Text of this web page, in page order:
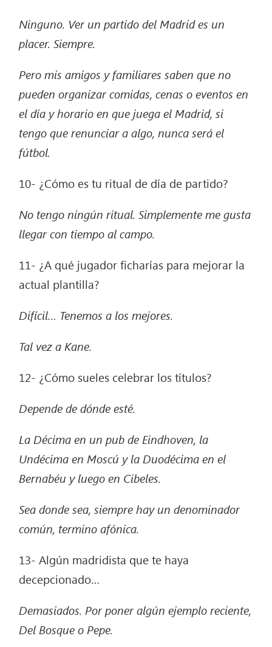
Ninguno. Ver un partido del Madrid es un
placer. Siempre.
Pero mis amigos y familiares saben que no
pueden organizar comidas, cenas o eventos en
el día y horario en que juega el Madrid, si
tengo que renunciar a algo, nunca será el
fútbol.
10- ¿Cómo es tu ritual de día de partido?
No tengo ningún ritual. Simplemente me gusta
llegar con tiempo al campo.
11- ¿A qué jugador ficharías para mejorar la
actual plantilla?
Difícil… Tenemos a los mejores.
Tal vez a Kane.
12- ¿Cómo sueles celebrar los títulos?
Depende de dónde esté.
La Décima en un pub de Eindhoven, la
Undécima en Moscú y la Duodécima en el
Bernabéu y luego en Cibeles.
Sea donde sea, siempre hay un denominador
común, termino afónica.
13- Algún madridista que te haya
decepcionado…
Demasiados. Por poner algún ejemplo reciente,
Del Bosque o Pepe.